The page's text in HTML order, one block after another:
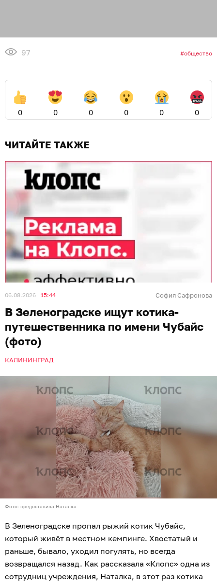
97 общество
0 0 0 0 0 0
ЧИТАЙТЕ ТАКЖЕ
06.08.2026 15:44 София Сафронова
В Зеленоградске ищут котика-
путешественника по имени Чубайс
(фото)
КАЛИНИНГРАД
Фото: предоставила Наталка
В Зеленоградске пропал рыжий котик Чубайс,
который живёт в местном кемпинге. Хвостатый и
раньше, бывало, уходил погулять, но всегда
возвращался назад. Как рассказала «Клопс» одна из
сотрудниц учреждения, Наталка, в этот раз котика